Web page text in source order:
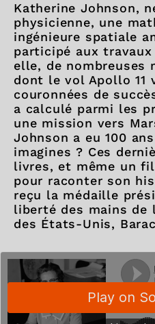
Katherine Johnson,
physicienne, une
ingénieure spatiale
participé aux travaux
elle, de nombreuses
dont le vol Apollo 11
couronnées de
a calculé parmi les
une mission vers
Johnson a eu 100
imagines ? Ces
livres, et même un
pour raconter son
reçu la médaille
liberté des mains de
des États-Unis,